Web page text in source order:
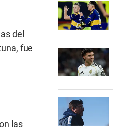
del
fue
las